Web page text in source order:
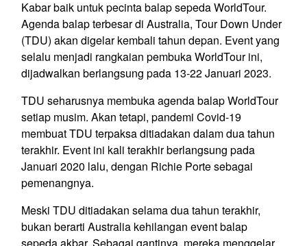
Kabar baik untuk pecinta balap sepeda WorldTour.
Agenda balap terbesar di Australia, Tour Down Under
(TDU) akan digelar kembali tahun depan. Event yang
selalu menjadi rangkaian pembuka WorldTour ini,
dijadwalkan berlangsung pada 13-22 Januari 2023.
TDU seharusnya membuka agenda balap WorldTour
setiap musim. Akan tetapi, pandemi Covid-19
membuat TDU terpaksa ditiadakan dalam dua tahun
terakhir. Event ini kali terakhir berlangsung pada
Januari 2020 lalu, dengan Richie Porte sebagai
pemenangnya.
Meski TDU ditiadakan selama dua tahun terakhir,
bukan berarti Australia kehilangan event balap
sepeda akbar. Sebagai gantinya, mereka menggelar